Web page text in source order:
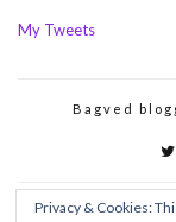
My Tweets
Bagved
Privacy & Cookies: